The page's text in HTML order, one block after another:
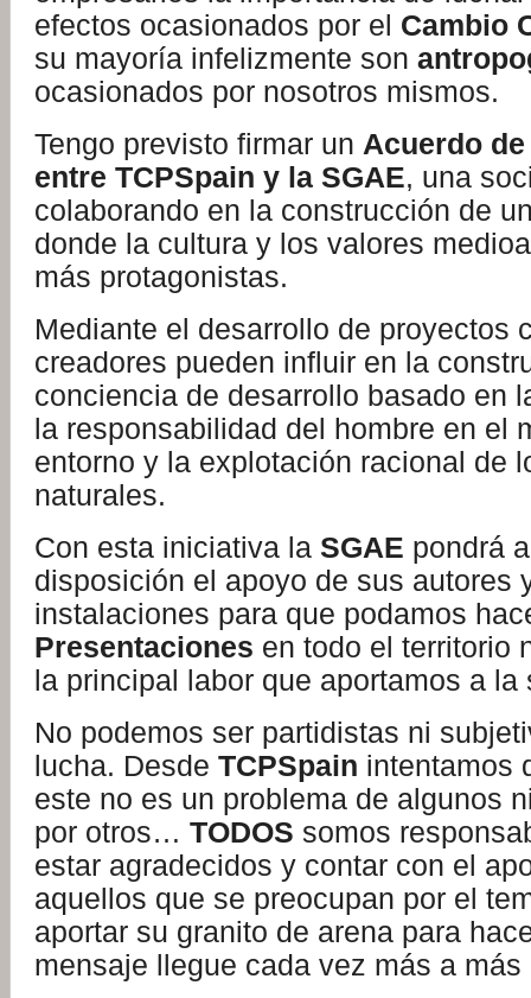
efectos ocasionados por el Cambio
su mayoría infelizmente son
ocasionados por nosotros mismos.
Tengo previsto firmar un Acuerdo
entre TCPSpain y la SGAE, una
colaborando en la construcción de
donde la cultura y los valores
más protagonistas.
Mediante el desarrollo de proyectos
creadores pueden influir en la
conciencia de desarrollo basado en
la responsabilidad del hombre en el
entorno y la explotación racional de
naturales.
Con esta iniciativa la SGAE pondrá
disposición el apoyo de sus autores
instalaciones para que podamos
Presentaciones en todo el territorio
la principal labor que aportamos a la
No podemos ser partidistas ni
lucha. Desde TCPSpain intentamos
este no es un problema de algunos
por otros… TODOS somos
estar agradecidos y contar con el
aquellos que se preocupan por el
aportar su granito de arena para
mensaje llegue cada vez más a más